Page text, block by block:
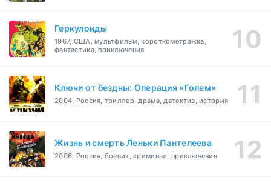
Геркулоиды
1967, США, мультфильм, короткометражка,
фантастика, приключения
Ключи от бездны: Операция «Голем»
2004, Россия, триллер, драма, детектив, история
Жизнь и смерть Леньки Пантелеева
2006, Россия, боевик, криминал, приключения